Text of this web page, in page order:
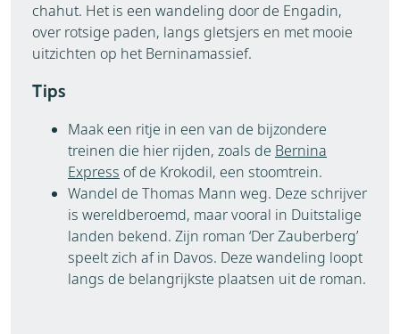
chahut. Het is een wandeling door de Engadin,
over rotsige paden, langs gletsjers en met mooie
uitzichten op het Berninamassief.
Tips
Maak een ritje in een van de bijzondere
treinen die hier rijden, zoals de Bernina
Express of de Krokodil, een stoomtrein.
Wandel de Thomas Mann weg. Deze schrijver
is wereldberoemd, maar vooral in Duitstalige
landen bekend. Zijn roman ‘Der Zauberberg’
speelt zich af in Davos. Deze wandeling loopt
langs de belangrijkste plaatsen uit de roman.